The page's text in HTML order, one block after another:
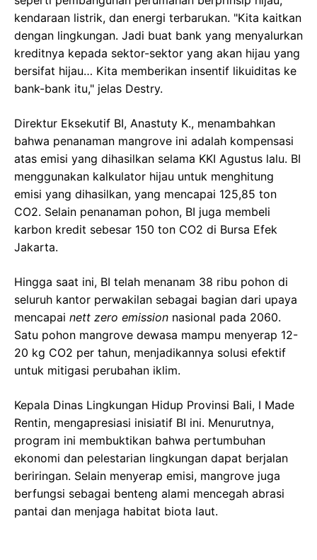
kendaraan listrik, dan energi terbarukan. "Kita kaitkan
dengan lingkungan. Jadi buat bank yang menyalurkan
kreditnya kepada sektor-sektor yang akan hijau yang
bersifat hijau… Kita memberikan insentif likuiditas ke
bank-bank itu," jelas Destry.
Direktur Eksekutif BI, Anastuty K., menambahkan
bahwa penanaman mangrove ini adalah kompensasi
atas emisi yang dihasilkan selama KKI Agustus lalu. BI
menggunakan kalkulator hijau untuk menghitung
emisi yang dihasilkan, yang mencapai 125,85 ton
CO2. Selain penanaman pohon, BI juga membeli
karbon kredit sebesar 150 ton CO2 di Bursa Efek
Jakarta.
Hingga saat ini, BI telah menanam 38 ribu pohon di
seluruh kantor perwakilan sebagai bagian dari upaya
mencapai nett zero emission nasional pada 2060.
Satu pohon mangrove dewasa mampu menyerap 12-
20 kg CO2 per tahun, menjadikannya solusi efektif
untuk mitigasi perubahan iklim.
Kepala Dinas Lingkungan Hidup Provinsi Bali, I Made
Rentin, mengapresiasi inisiatif BI ini. Menurutnya,
program ini membuktikan bahwa pertumbuhan
ekonomi dan pelestarian lingkungan dapat berjalan
beriringan. Selain menyerap emisi, mangrove juga
berfungsi sebagai benteng alami mencegah abrasi
pantai dan menjaga habitat biota laut.